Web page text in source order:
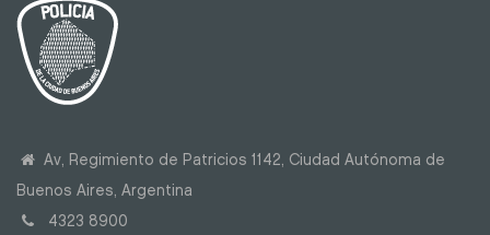
Av, Regimiento de Patricios 1142, Ciudad Autónoma de
Buenos Aires, Argentina
4323 8900